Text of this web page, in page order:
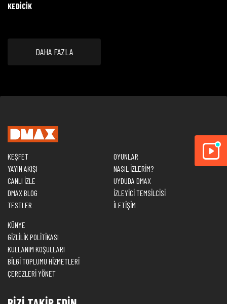
KEDICIK
DAHA FAZLA
KEŞFET
YAYIN AKIŞI
CANLI İZLE
DMAX BLOG
TESTLER
OYUNLAR
NASIL İZLERİM?
UYDUDA DMAX
İZLEYİCİ TEMSİLCİSİ
İLETİŞİM
KÜNYE
GİZLİLİK POLİTİKASI
KULLANIM KOŞULLARI
BİLGİ TOPLUMU HİZMETLERİ
ÇEREZLERİ YÖNET